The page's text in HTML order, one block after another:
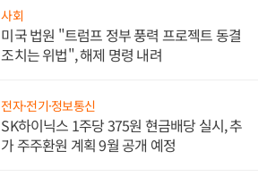
사회
미국 법원 "트럼프 정부 풍력 프로젝트 동결
조치는 위법", 해제 명령 내려
전자·전기·정보통신
SK하이닉스 1주당 375원 현금배당 실시, 추
가 주주환원 계획 9월 공개 예정